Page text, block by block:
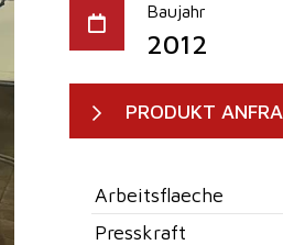
Baujahr
2012
PRODUKT
Arbeitsflaeche
Presskraft